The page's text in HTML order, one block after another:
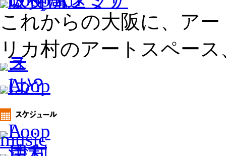
これからの大阪に、ア
リカ村のアートスペース